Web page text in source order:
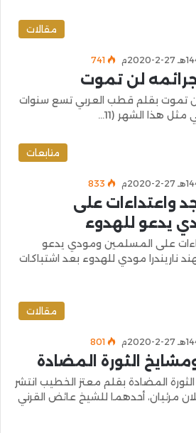
مقالات
741
لن تموت
تموت بقلم قطب العربي تسع سنوات
هذا الشهر (11…
متابعات
833
واعتداءات على
يدعو للهدوء
على المسلمين ومودي يدعو
ناريندرا مودي للهدوء بعد اشتباكات
مقالات
801
الثورة المضادة
المضادة بقلم معتز الخطيب انتشر
مرئيان، أحدهما للشيخ عائض القرني